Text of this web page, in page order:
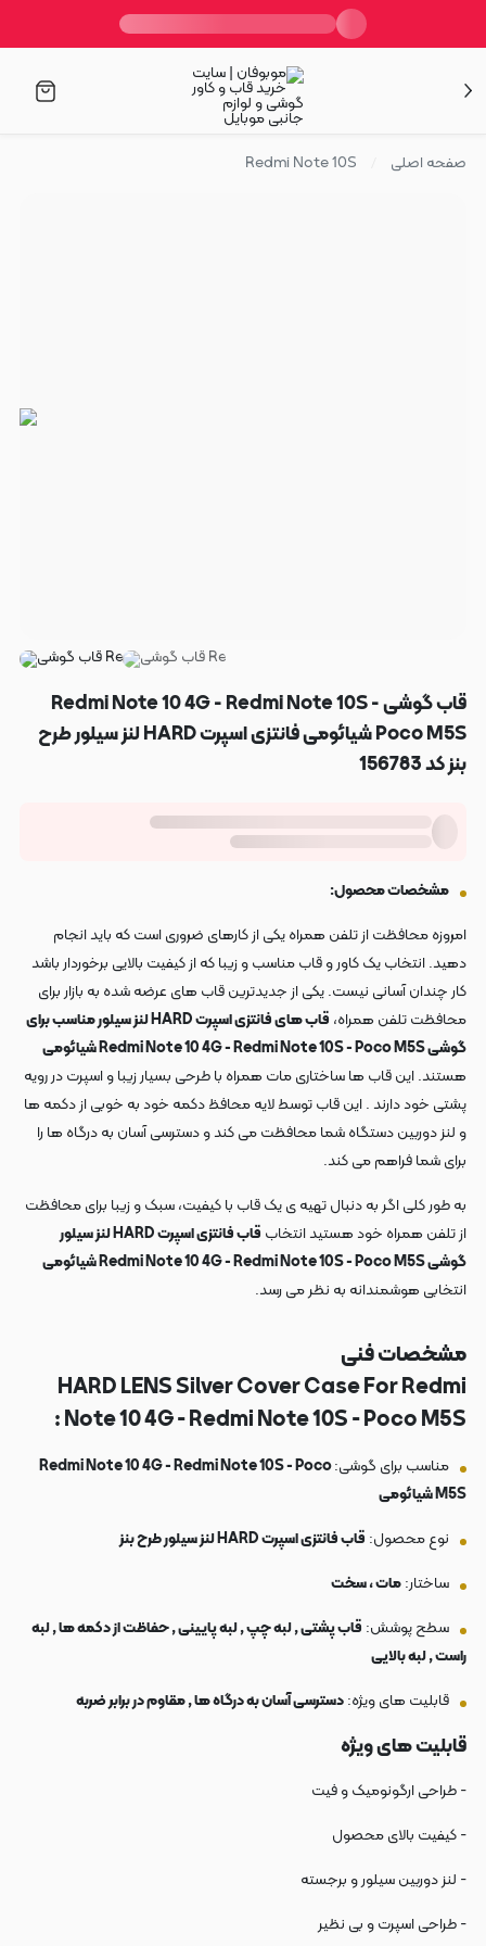
صفحه اصلی Redmi Note 10S
قاب گوشی Redmi Note 10 4G - Redmi Note 10S -
Poco M5S شیائومی فانتزی اسپرت HARD لنز سیلور طرح
بنز کد 156783
مشخصات محصول:
امروزه محافظت از تلفن همراه یکی از کارهای ضروری است که باید انجام
دهید. انتخاب یک کاور و قاب مناسب و زیبا که از کیفیت بالایی برخوردار باشد
کار چندان آسانی نیست. یکی از جدیدترین قاب های عرضه شده به بازار برای
محافظت تلفن همراه،
قاب های فانتزی اسپرت HARD لنز سیلور مناسب برای
گوشی Redmi Note 10 4G - Redmi Note 10S - Poco M5S شیائومی
هستند. این قاب ها ساختاری مات همراه با طرحی بسیار زیبا و اسپرت در رویه
پشتی خود دارند . این قاب توسط لایه محافظ دکمه خود به خوبی از دکمه ها
و لنز دوربین دستگاه شما محافظت می کند و دسترسی آسان به درگاه ها را
برای شما فراهم می کند.
به طور کلی اگر به دنبال تهیه ی یک قاب با کیفیت، سبک و زیبا برای محافظت
از تلفن همراه خود هستید انتخاب
قاب فانتزی اسپرت HARD لنز سیلور
گوشی Redmi Note 10 4G - Redmi Note 10S - Poco M5S شیائومی
انتخابی هوشمندانه به نظر می رسد.
مشخصات فنی
HARD LENS Silver Cover Case For Redmi
Note 10 4G - Redmi Note 10S - Poco M5S :
مناسب برای گوشی:Redmi Note 10 4G - Redmi Note 10S - Poco
M5S شیائومی
نوع محصول: قاب فانتزی اسپرت HARD لنز سیلور طرح بنز
ساختار:مات ، سخت
سطح پوشش: قاب پشتی , لبه چپ , لبه پایینی , حفاظت از دکمه ها , لبه
راست , لبه بالایی
قابلیت های ویژه:دسترسی آسان به درگاه ها , مقاوم در برابر ضربه
قابلیت های ویژه
- طراحی ارگونومیک و فیت
- کیفیت بالای محصول
- لنز دوربین سیلور و برجسته
- طراحی اسپرت و بی نظیر